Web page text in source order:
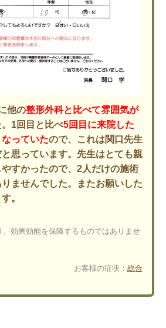
他の整形外科と比べて雰囲気が
1回目と比べ5回目に来院した
っていたので、これは関口先生
思っています。先生はとても親
すかったので、2人だけの施術
ませんでした。またお願いした
。
効果効能を保障するものではありませ
お客様の症状： 総合